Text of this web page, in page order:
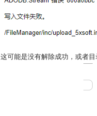
这可能是没有解除成功，或者